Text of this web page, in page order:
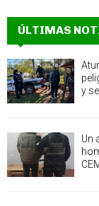
ÚLTIMAS
y
Un